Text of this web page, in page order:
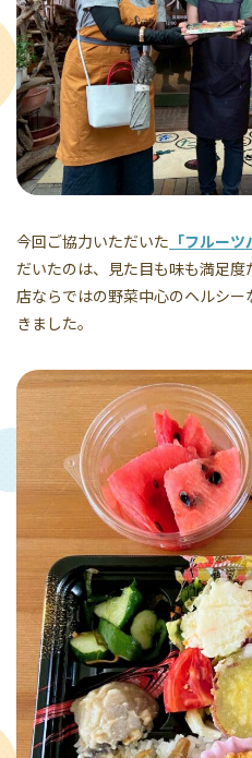
今回ご協力いただいた 「フルー
だいたのは、見た目も味も満足
店ならではの野菜中心のヘルシ
きました。